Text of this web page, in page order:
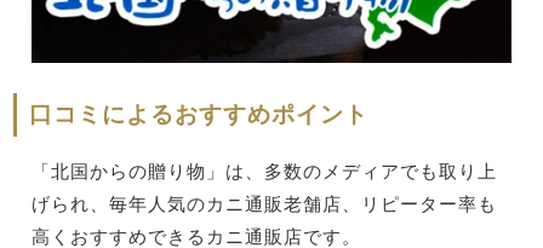
口コミによるおすすめポイント
「北国からの贈り物」は、多数のメディアでも取り上
げられ、毎年人気のカニ通販老舗店、リピーター率も
高くおすすめできるカニ通販店です。